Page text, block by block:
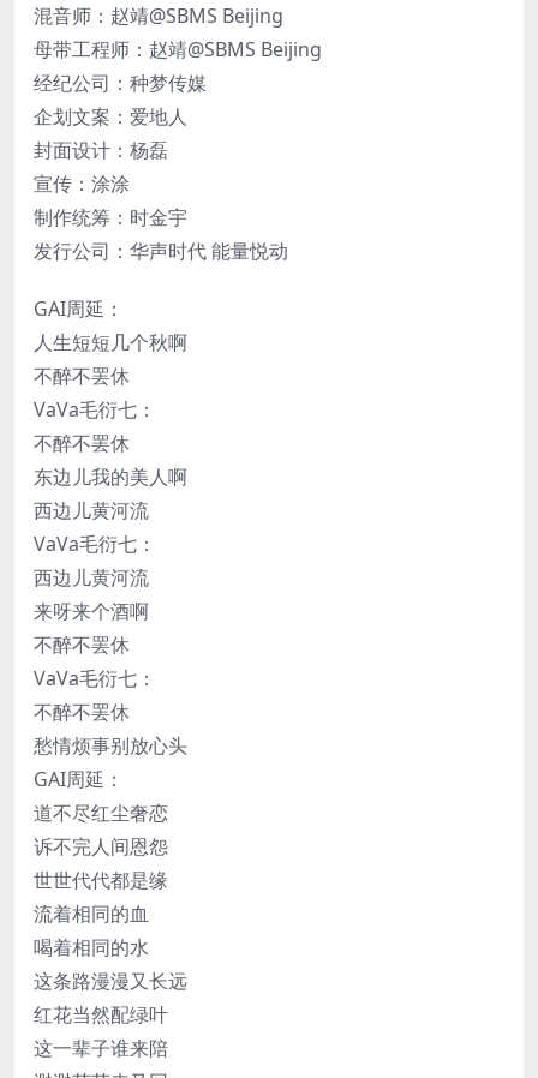
混音师：赵靖@SBMS Beijing
母带工程师：赵靖@SBMS Beijing
经纪公司：种梦传媒
企划文案：爱地人
封面设计：杨磊
宣传：涂涂
制作统筹：时金宇
发行公司：华声时代 能量悦动
GAI周延：
人生短短几个秋啊
不醉不罢休
VaVa毛衍七：
不醉不罢休
东边儿我的美人啊
西边儿黄河流
VaVa毛衍七：
西边儿黄河流
来呀来个酒啊
不醉不罢休
VaVa毛衍七：
不醉不罢休
愁情烦事别放心头
GAI周延：
道不尽红尘奢恋
诉不完人间恩怨
世世代代都是缘
流着相同的血
喝着相同的水
这条路漫漫又长远
红花当然配绿叶
这一辈子谁来陪